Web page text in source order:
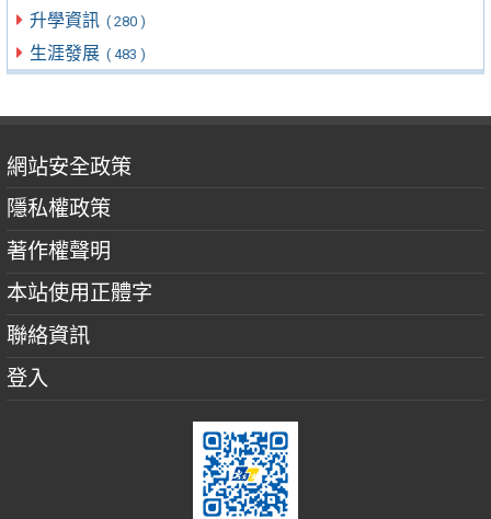
升學資訊 ( 280 )
生涯發展 ( 483 )
網站安全政策
隱私權政策
著作權聲明
本站使用正體字
聯絡資訊
登入